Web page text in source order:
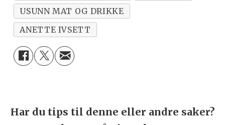
USUNN MAT OG DRIKKE
ANETTE IVSETT
Har du tips til denne eller andre saker?